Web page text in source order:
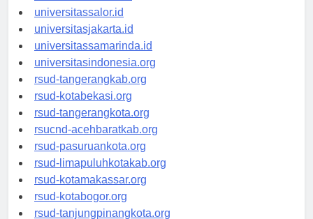
universitaswalesi.id
universitassalor.id
universitasjakarta.id
universitassamarinda.id
universitasindonesia.org
rsud-tangerangkab.org
rsud-kotabekasi.org
rsud-tangerangkota.org
rsucnd-acehbaratkab.org
rsud-pasuruankota.org
rsud-limapuluhkotakab.org
rsud-kotamakassar.org
rsud-kotabogor.org